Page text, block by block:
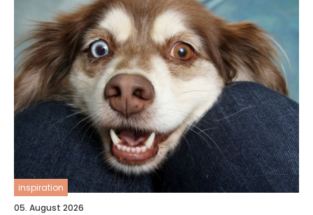
inspiration
05. August 2026